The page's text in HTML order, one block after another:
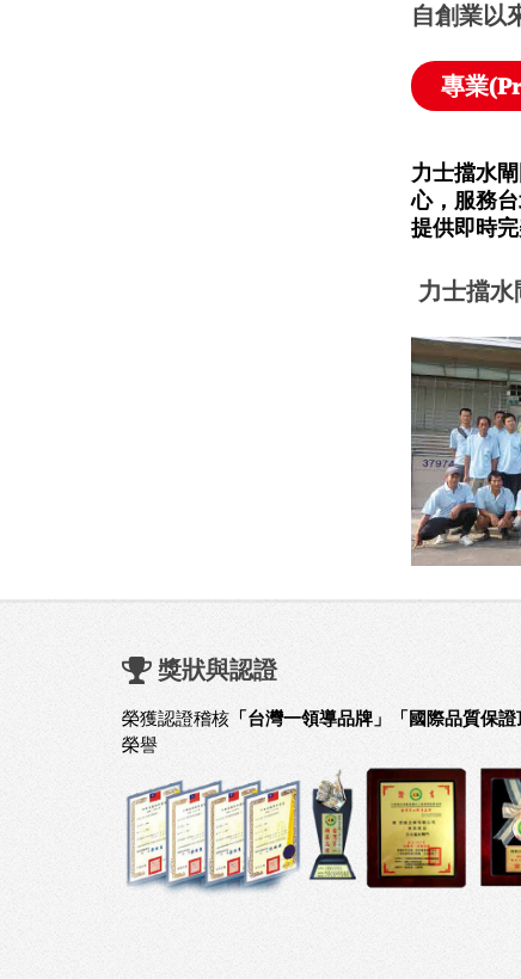
自創業以
專業
力士擋水
心，服務
提供即時完
力士擋水
獎狀與認證
榮獲認證稽核 「台灣一領導品牌」「國際品質保證
榮譽